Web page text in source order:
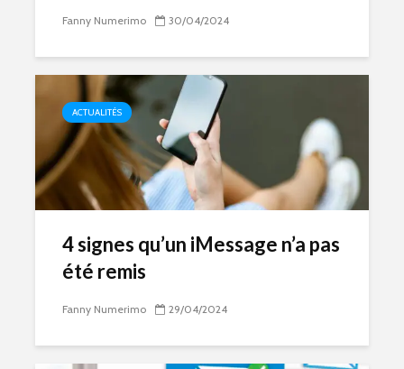
Fanny Numerimo 30/04/2024
ACTUALITÉS
4 signes qu’un iMessage n’a pas
été remis
Fanny Numerimo 29/04/2024